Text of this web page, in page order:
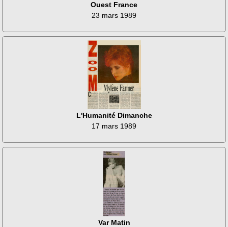
Ouest France
23 mars 1989
L'Humanité Dimanche
17 mars 1989
Var Matin